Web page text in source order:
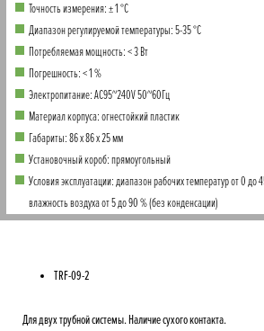
Точность измерения: ± 1 °C
Диапазон регулируемой температуры: 5-35 °C
Потребляемая мощность: < 3 Вт
Погрешность: < 1 %
Электропитание: AC95~240V 50~60Гц
Материал корпуса: огнестойкий пластик
Габариты: 86 x 86 x 25 мм
Установочный короб: прямоугольный
Условия эксплуатации: диапазон рабочих температур от 0 до
влажность воздуха от 5 до 90 % (без конденсации)
TRF-09-2
Для двух трубной системы. Наличие сухого контакта.